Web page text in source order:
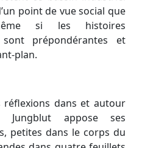
point de vue social que
si les histoires
sont prépondérantes et
plan.
réflexions dans et autour
appose ses
petites dans le corps du